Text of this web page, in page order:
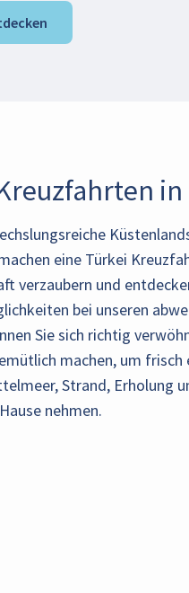
in
eine Türkei
verzaubern und
bei unseren
Sie sich richtig
machen, um
Strand, Erholung
nehmen.